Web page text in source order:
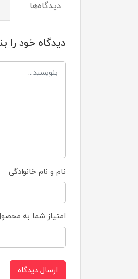
دیدگاه‌ها
دیدگاه خود را
نام و نام خانوادگی
امتیاز شما به
ارسال دیدگاه